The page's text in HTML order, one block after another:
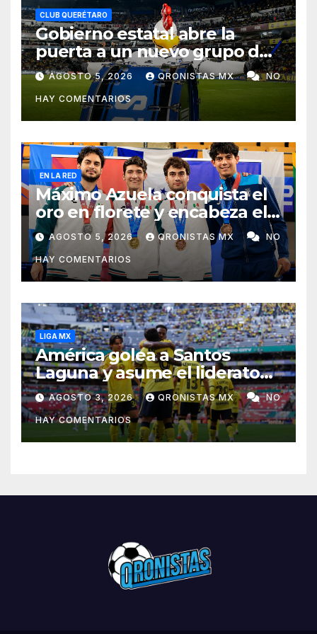
CLUB QUERÉTARO
Gobierno estatal abre la
puerta a un nuevo grupo de
animación en el Corregidora;
la Resistencia no volverá
AGOSTO 5, 2026 QRONISTAS MX NO
HAY COMENTARIOS
EN LA RED
Máximo Azuela conquista el
oro en florete y encabeza el
1-2-3 mexicano en Santo
Domingo 2026
AGOSTO 5, 2026 QRONISTAS MX NO
HAY COMENTARIOS
LIGA MX
América golea a Santos
Laguna y asume el liderato
del Apertura 2026
AGOSTO 3, 2026 QRONISTAS MX NO
HAY COMENTARIOS